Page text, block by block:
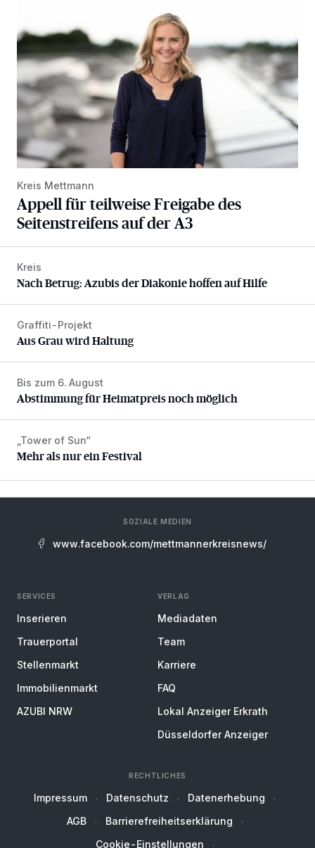
Kreis Mettmann
Appell für teilweise Freigabe des
Seitenstreifens auf der A3
Nach Betrug: Azubis der Diakonie hoffen auf Hilfe
Kreis
Nach Betrug: Azubis der Diakonie hoffen auf Hilfe
Aus Grau wird Haltung
Graffiti-Projekt
Aus Grau wird Haltung
Abstimmung für Heimatpreis noch möglich
Bis zum 6. August
Abstimmung für Heimatpreis noch möglich
Mehr als nur ein Festival
„Tower of Sun“
Mehr als nur ein Festival
SOZIALE MEDIEN
www.facebook.com/mettmannerkreisnews/
SERVICES
Inserieren
Trauerportal
Stellenmarkt
Immobilienmarkt
AZUBI NRW
VERLAG
Mediadaten
Team
Karriere
FAQ
Lokal Anzeiger Erkrath
Düsseldorfer Anzeiger
RECHTLICHES
Impressum Datenschutz
Datenerhebung
AGB
Barrierefreiheitserklärung
Cookie-Einstellungen